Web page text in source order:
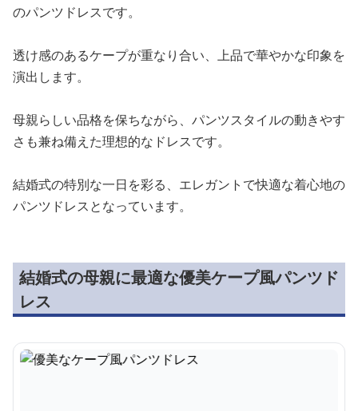
のパンツドレスです。
透け感のあるケープが重なり合い、上品で華やかな印象を
演出します。
母親らしい品格を保ちながら、パンツスタイルの動きやす
さも兼ね備えた理想的なドレスです。
結婚式の特別な一日を彩る、エレガントで快適な着心地の
パンツドレスとなっています。
結婚式の母親に最適な優美ケープ風パンツド
レス